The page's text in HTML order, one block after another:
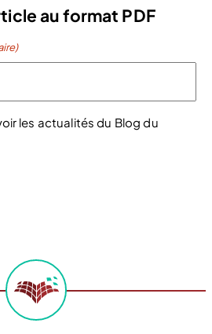
au format PDF
les actualités du Blog du